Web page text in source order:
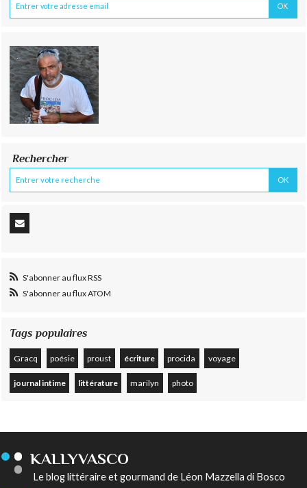
Rechercher
S'abonner au flux RSS
S'abonner au flux ATOM
Tags populaires
Gracq poésie proust écriture procida voyage
journal intime littérature marilyn photo
KALLYVASCO
Le blog littéraire et gourmand de Léon Mazzella di Bosco